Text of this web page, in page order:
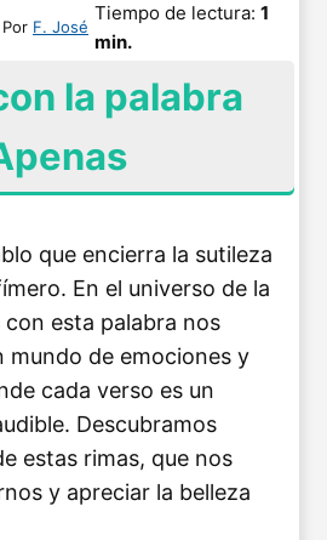
Por F. José
Tiempo de lectura: 1
min.
la palabra
que encierra la sutileza
En el universo de la
con esta palabra nos
de emociones y
cada verso es un
Descubramos
estas rimas, que nos
y apreciar la belleza